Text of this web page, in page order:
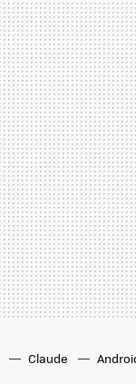
Claude